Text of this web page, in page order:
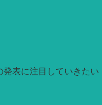
表に注目していきたい